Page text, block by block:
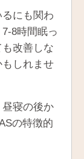
にも関わ
8時間眠っ
改善しな
しれませ
寝の後か
の特徴的